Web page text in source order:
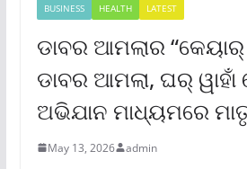
BUSINESS HEALTH LATEST
ଡାବର ଆମଲାର “କେୟାର୍
ଡାବର ଆମଲା, ଘର୍ ୱାହାଁ
ଅଭିଯାନ ମାଧ୍ୟମରେ
May 13, 2026 admin